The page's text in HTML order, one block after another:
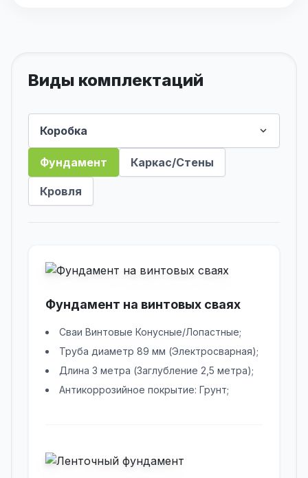
Виды комплектаций
Фундамент Каркас/Стены
Кровля
Фундамент на винтовых сваях
Сваи Винтовые Конусные/Лопастные;
Труба диаметр 89 мм (Электросварная);
Длина 3 метра (Заглубление 2,5 метра);
Антикоррозийное покрытие: Грунт;